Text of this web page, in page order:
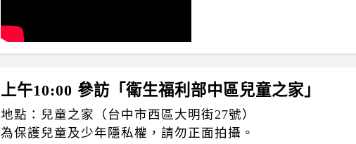
上午10:00 參訪「衛生福利部中區兒童之家」
地點：兒童之家（台中市西區大明街27號）
為保護兒童及少年隱私權，請勿正面拍攝。